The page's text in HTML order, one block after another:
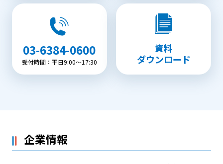
03-6384-0600
受付時間：平日9:00〜17:30
資料
ダウンロード
企業情報